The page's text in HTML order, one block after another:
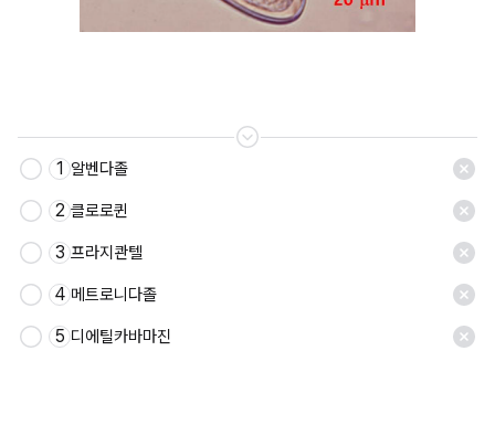
저장
1 알벤다졸
2 클로로퀸
3 프라지콴텔
4 메트로니다졸
5 디에틸카바마진